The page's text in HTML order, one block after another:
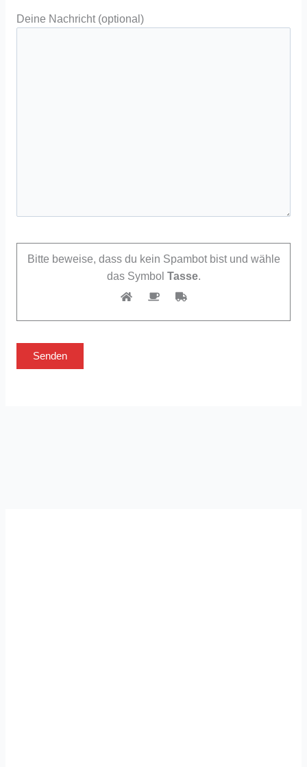
Deine Nachricht (optional)
Bitte beweise, dass du kein Spambot bist und wähle
das Symbol Tasse.